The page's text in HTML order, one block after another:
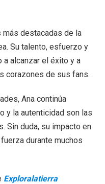
más destacadas de la
Su talento, esfuerzo y
a alcanzar el éxito y a
corazones de sus fans.
Ana continúa
y la autenticidad son las
Sin duda, su impacto en
durante muchos
Exploralatierra